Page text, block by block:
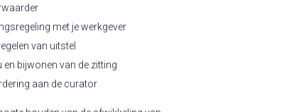
met je werkgever
van uitstel
bijwonen van de zitting
aan de curator